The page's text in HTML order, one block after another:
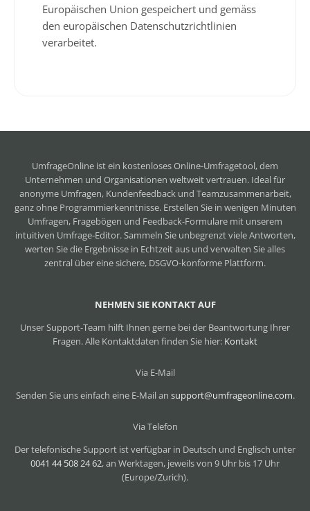
Europäischen Union gespeichert und gemäss
den europäischen Datenschutzrichtlinien
verarbeitet.
UmfrageOnline ist ein kostenloses Online-Umfragetool, dem
Unternehmen und Organisationen weltweit vertrauen. Ideal für
anonyme Umfragen, Kundenfeedback und Teamzusammenarbeit,
ganz ohne Programmierkenntnisse. Erstellen Sie in wenigen Minuten
Umfragen, Fragebögen und Feedback-Formulare mit unserem
intuitiven Umfrage-Editor. Sammeln Sie unbegrenzt viele Antworten,
werten Sie die Ergebnisse in Echtzeit aus und verwalten Sie alles
zentral über eine sichere, DSGVO-konforme Plattform.
NEHMEN SIE KONTAKT AUF
Unser Support-Team hilft Ihnen gerne bei der Beantwortung Ihrer
Fragen. Alle Kontaktdaten finden Sie hier: Kontakt
Via E-Mail
Senden Sie uns einfach eine E-Mail an support@umfrageonline.com.
Via Telefon
Der telefonische Support ist verfügbar in Deutsch und Englisch unter
0041 44 508 24 62, an Werktagen, jeweils von 9 Uhr bis 17 Uhr
(Europe/Zurich).